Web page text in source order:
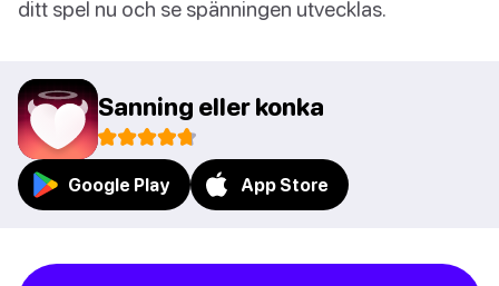
ditt spel nu och se spänningen utvecklas.
Sanning eller konka
Google Play App Store